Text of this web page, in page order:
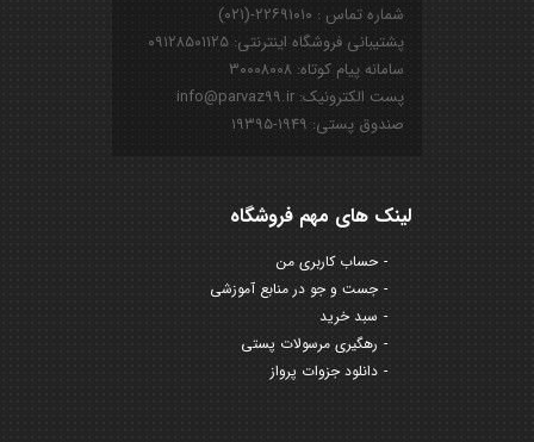
شماره تماس : ۲۲۶۹۱۰۱۰-(۰۲۱)
پشتیبانی فروشگاه اینترنتی: ۰۹۱۲۸۵۰۱۱۲۵
سامانه پیام کوتاه: ۳۰۰۰۸۰۰۸
پست الکترونیک: info@parvaz99.ir
صندوق پستی: ۱۹۴۹-۱۹۳۹۵
لینک های مهم فروشگاه
حساب کاربری من
جست و جو در منابع آموزشی
سبد خرید
رهگیری مرسولات پستی
دانلود جزوات پرواز